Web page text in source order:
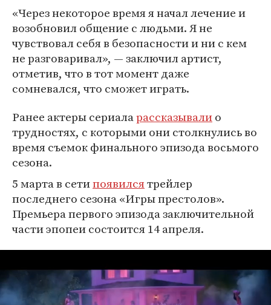
«Через некоторое время я начал лечение и
возобновил общение с людьми. Я не
чувствовал себя в безопасности и ни с кем
не разговаривал», — заключил артист,
отметив, что в тот момент даже
сомневался, что сможет играть.
Ранее актеры сериаларассказывалио
трудностях, с которыми они столкнулись во
время съемок финального эпизода восьмого
сезона.
5 марта в сетипоявилсятрейлер
последнего сезона «Игры престолов».
Премьера первого эпизода заключительной
части эпопеи состоится 14 апреля.